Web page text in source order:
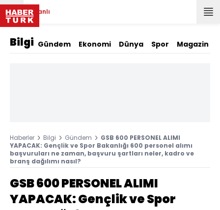
Canlı
Bilgi Gündem Ekonomi Dünya Spor Magazin
Haberler Bilgi Gündem
GSB 600 PERSONEL ALIMI
YAPACAK: Gençlik ve Spor Bakanlığı 600 personel alımı
başvuruları ne zaman, başvuru şartları neler, kadro ve
branş dağılımı nasıl?
GSB 600 PERSONEL ALIMI
YAPACAK: Gençlik ve Spor